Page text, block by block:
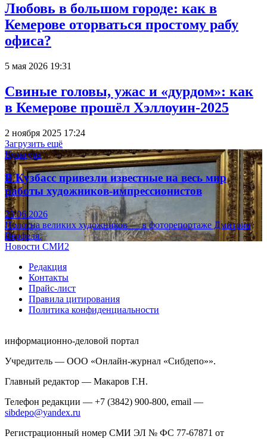
Любовь в большом городе: как в
Кемерове оторваться простому рабу
офиса?
5 мая 2026 19:31
Свиные головы, ужас и «дурдом»: как
в Кемерове прошёл Хэллоуин-2025
2 ноября 2025 17:24
Загрузить ещё
Культура
В Кузбасс привезли известные на весь мир
работы художников-импрессионистов
23.06.2026
Полотна великих художников — в фоторепортаже Дмитрия
Верфеля.
Новости СМИ2
Редакция
Контакты
Прайс-лист
Правила цитирования
Политика конфиденциальности
информационно-деловой портал
Учредитель — ООО «Онлайн-журнал «Сибдепо»».
Главный редактор — Макаров Г.Н.
Телефон редакции — +7 (3842) 900-800, email —
sibdepo@yandex.ru
Регистрационный номер СМИ ЭЛ № ФС 77-67871 от